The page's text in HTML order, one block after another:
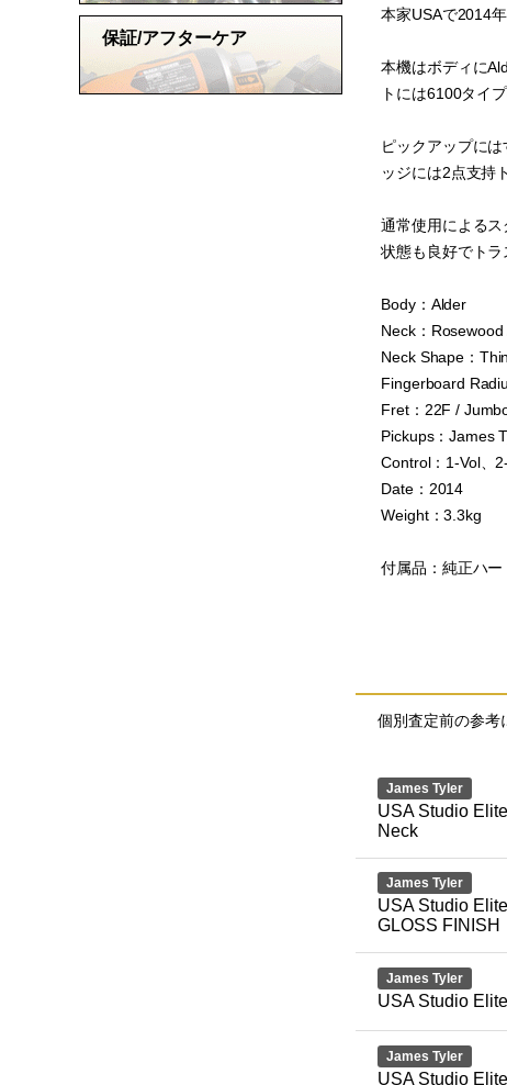
本家USAで2014
本機はボディに
トには6100タイ
ピックアップに
ッジには2点支持
通常使用による
状態も良好でトラ
Body：Alder
Neck：
Neck Shape：
Fingerboard
Fret：22F /
Pickups：James
Control：1-Vol、
Date：2014
Weight：3.3kg
付属品：純正ハ
個別査定前の参考
James Tyler
USA Studio
Neck
James Tyler
USA Studio
GLOSS FINISH
James Tyler
USA Studio
James Tyler
USA Studio
保証/アフターケア